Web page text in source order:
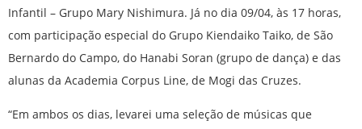
Infantil – Grupo Mary Nishimura. Já no dia 09/04, às 17 horas,
com participação especial do Grupo Kiendaiko Taiko, de São
Bernardo do Campo, do Hanabi Soran (grupo de dança) e das
alunas da Academia Corpus Line, de Mogi das Cruzes.
“Em ambos os dias, levarei uma seleção de músicas que